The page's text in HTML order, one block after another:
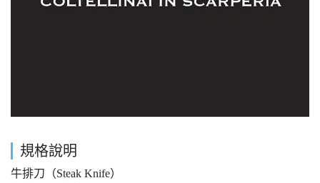
規格說明
牛排刀（Steak Knife）